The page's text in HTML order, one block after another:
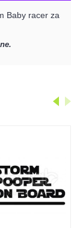
Baby racer za